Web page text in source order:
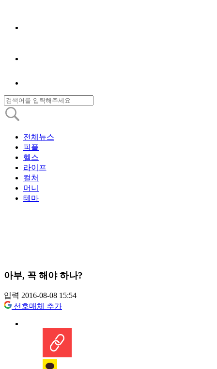
전체뉴스
피플
헬스
라이프
컬처
머니
테마
아부, 꼭 해야 하나?
입력 2016-08-08 15:54
선호매체 추가